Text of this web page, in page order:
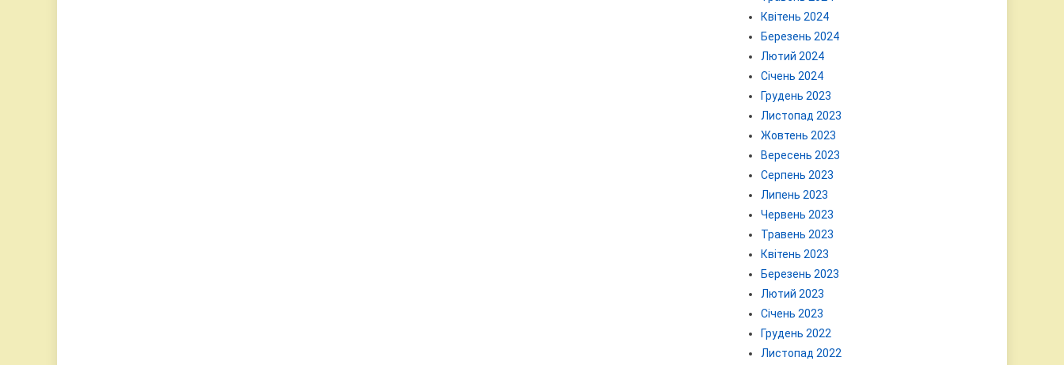
Квітень 2024
Березень 2024
Лютий 2024
Січень 2024
Грудень 2023
Листопад 2023
Жовтень 2023
Вересень 2023
Серпень 2023
Липень 2023
Червень 2023
Травень 2023
Квітень 2023
Березень 2023
Лютий 2023
Січень 2023
Грудень 2022
Листопад 2022